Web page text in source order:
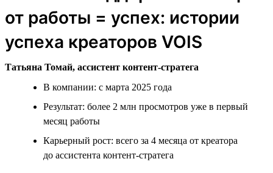
от работы = успех: истории
успеха креаторов VOIS
Татьяна Томай, ассистент контент-стратега
В компании: с марта 2025 года
Результат: более 2 млн просмотров уже в первый
месяц работы
Карьерный рост: всего за 4 месяца от креатора
до ассистента контент-стратега